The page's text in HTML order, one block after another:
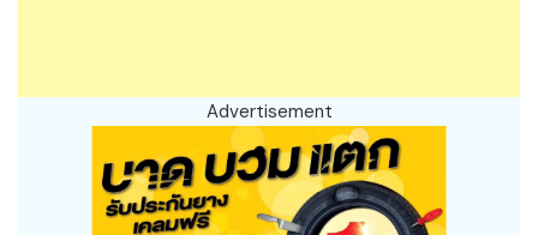
Advertisement